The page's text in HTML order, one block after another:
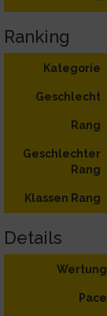
Ranking
Kategorie
Geschlecht
Rang
Geschlechter
Rang
Klassen Rang
Details
Wertung
Pace